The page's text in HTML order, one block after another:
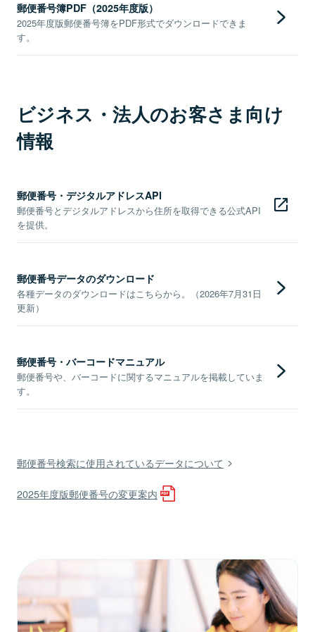
郵便番号簿PDF（2025年度版）
2025年度版郵便番号簿をPDF形式でダウンロードできま
す。
ビジネス・法人のお客さま向け
情報
郵便番号・デジタルアドレスAPI
郵便番号とデジタルアドレスから住所を取得できる公式API
を提供。
郵便番号データのダウンロード
各種データのダウンロードはこちらから。（2026年7月31日
更新）
郵便番号・バーコードマニュアル
郵便番号や、バーコードに関するマニュアルを掲載していま
す。
郵便番号検索に使用されているデータについて
2025年度版郵便番号の変更案内